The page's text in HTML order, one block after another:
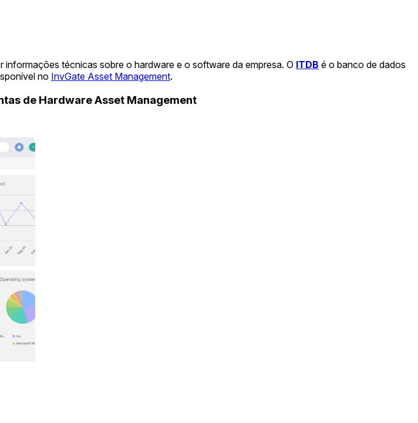
técnicas sobre o hardware e o software da empresa. O ITDB é o banco de dados
no InvGate Asset Management.
de Hardware Asset Management